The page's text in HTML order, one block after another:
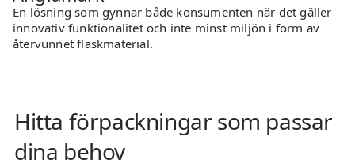
En lösning som gynnar både konsumenten när det gäller
innovativ funktionalitet och inte minst miljön i form av
återvunnet flaskmaterial.
Hitta förpackningar som passar
dina behov